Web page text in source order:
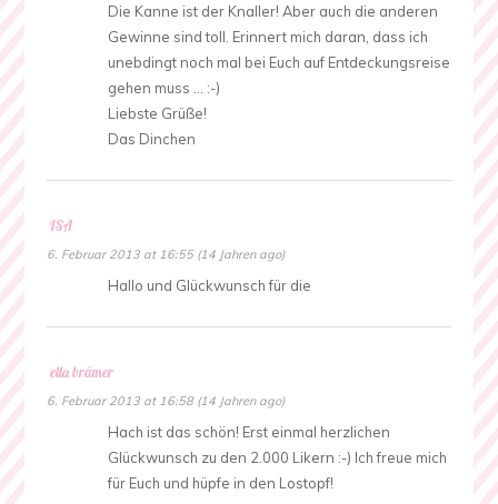
Die Kanne ist der Knaller! Aber auch die anderen
Gewinne sind toll. Erinnert mich daran, dass ich
unebdingt noch mal bei Euch auf Entdeckungsreise
gehen muss … :-)
Liebste Grüße!
Das Dinchen
ISA
6. Februar 2013 at 16:55 (14 Jahren ago)
Hallo und Glückwunsch für die
ella brämer
6. Februar 2013 at 16:58 (14 Jahren ago)
Hach ist das schön! Erst einmal herzlichen
Glückwunsch zu den 2.000 Likern :-) Ich freue mich
für Euch und hüpfe in den Lostopf!